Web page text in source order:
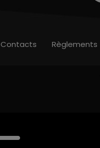
Contacts Règlements